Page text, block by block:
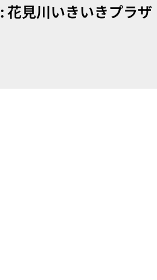
花見川いきいきプラザ